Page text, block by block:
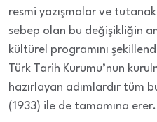
resmi yazışmalar ve
sebep olan bu değişikliğin
kültürel programını
Türk Tarih Kurumu’nun
hazırlayan adımlardır tüm
(1933) ile de tamamına erer.